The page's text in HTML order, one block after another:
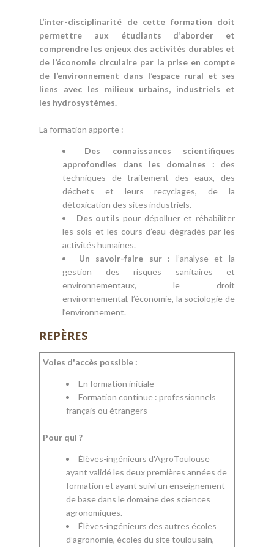
L’inter-disciplinarité de cette formation doit
permettre aux étudiants d’aborder et
comprendre les enjeux des activités durables et
de l’économie circulaire par la prise en compte
de l’environnement dans l’espace rural et ses
liens avec les milieux urbains, industriels et
les hydrosystèmes.
La formation apporte :
Des connaissances scientifiques
approfondies dans les domaines : des
techniques de traitement des eaux, des
déchets et leurs recyclages, de la
détoxication des sites industriels.
Des outilspour dépolluer et réhabiliter
les sols et les cours d’eau dégradés par les
activités humaines.
Un savoir-faire sur : l’analyse et la
gestion des risques sanitaires et
environnementaux, le droit
environnemental, l’économie, la sociologie de
l’environnement.
REPÈRES
Voies d'accès possible :
En formation initiale
Formation continue : professionnels
français ou étrangers
Pour qui ?
Élèves-ingénieurs d'AgroToulouse
ayant validé les deux premières années de
formation et ayant suivi un enseignement
de base dans le domaine des sciences
agronomiques.
Élèves-ingénieurs des autres écoles
d’agronomie, écoles du site toulousain,